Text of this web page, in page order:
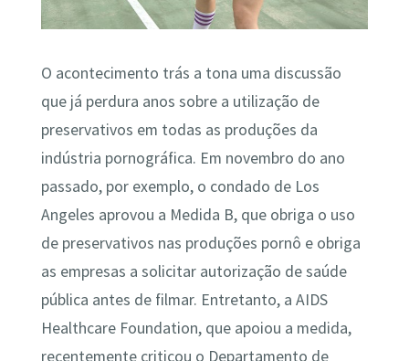
O acontecimento trás a tona uma discussão
que já perdura anos sobre a utilização de
preservativos em todas as produções da
indústria pornográfica. Em novembro do ano
passado, por exemplo, o condado de Los
Angeles aprovou a Medida B, que obriga o uso
de preservativos nas produções pornô e obriga
as empresas a solicitar autorização de saúde
pública antes de filmar. Entretanto, a AIDS
Healthcare Foundation, que apoiou a medida,
recentemente criticou o Departamento de